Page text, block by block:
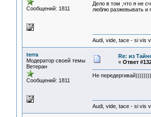
Сообщений: 1811
Дело в том ,что я не
люблю разжевывать и
Audi, vide, tace - si vis
terra
Модератор своей темы
Ветеран
Сообщений: 1811
Re: из
« Ответ
Не
Audi, vide, tace - si vis